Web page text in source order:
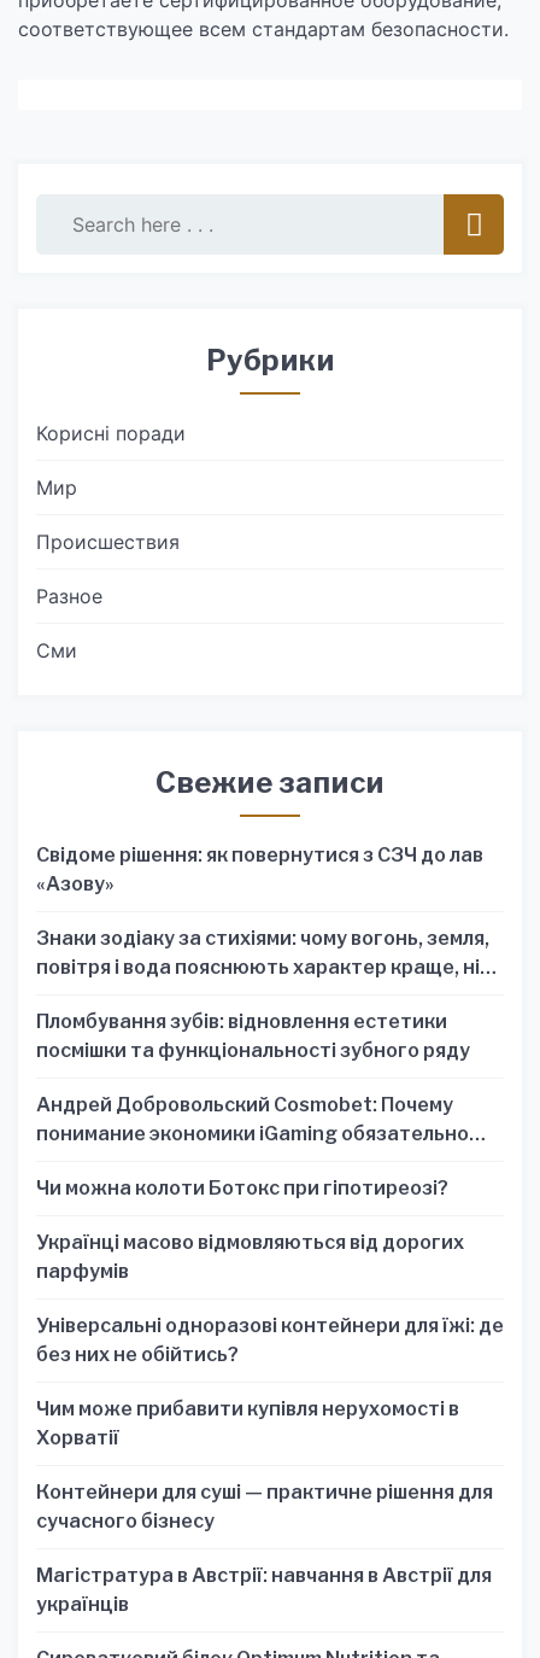
соответствующее всем стандартам безопасности.
Рубрики
Корисні поради
Мир
Происшествия
Разное
Сми
Свежие записи
Свідоме рішення: як повернутися з СЗЧ до лав
«Азову»
Знаки зодіаку за стихіями: чому вогонь, земля,
повітря і вода пояснюють характер краще, ніж
Пломбування зубів: відновлення естетики
посмішки та функціональності зубного ряду
Андрей Добровольский Cosmobet: Почему
понимание экономики iGaming обязательно
Чи можна колоти Ботокс при гіпотиреозі?
Українці масово відмовляються від дорогих
парфумів
Універсальні одноразові контейнери для їжі: де
без них не обійтись?
Чим може прибавити купівля нерухомості в
Хорватії
Контейнери для суші — практичне рішення для
сучасного бізнесу
Магістратура в Австрії: навчання в Австрії для
українців